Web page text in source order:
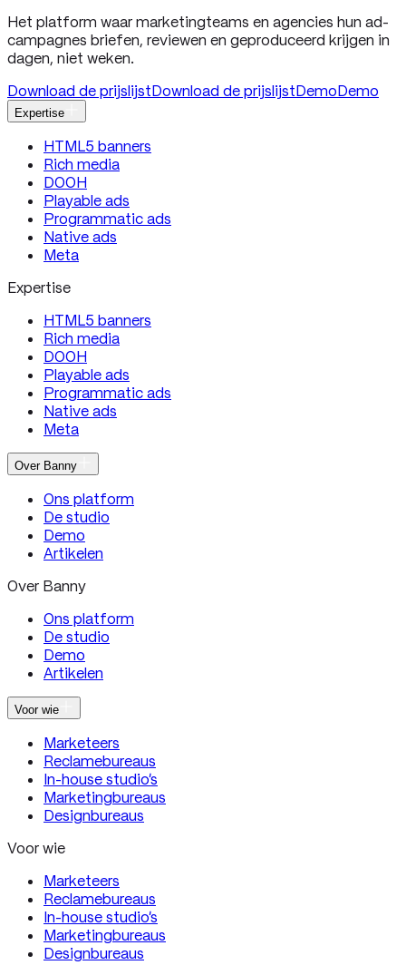
Het platform waar marketingteams en agencies hun ad-
campagnes briefen, reviewen en geproduceerd krijgen in
dagen, niet weken.
Download de prijslijstDownload de prijslijstDemoDemo
Expertise
HTML5 banners
Rich media
DOOH
Playable ads
Programmatic ads
Native ads
Meta
Expertise
HTML5 banners
Rich media
DOOH
Playable ads
Programmatic ads
Native ads
Meta
Over Banny
Ons platform
De studio
Demo
Artikelen
Over Banny
Ons platform
De studio
Demo
Artikelen
Voor wie
Marketeers
Reclamebureaus
In-house studio’s
Marketingbureaus
Designbureaus
Voor wie
Marketeers
Reclamebureaus
In-house studio’s
Marketingbureaus
Designbureaus